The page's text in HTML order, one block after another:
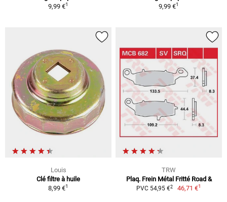
9,99 €1
9,99 €1
Louis
Clé filtre à huile
8,99 €1
TRW
Plaq. Frein Métal Fritté Road &
PVC 54,95 €2 46,71 €1